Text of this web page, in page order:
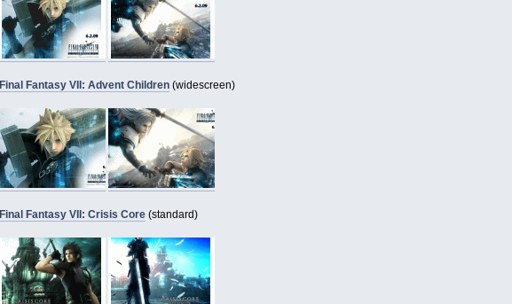
Final Fantasy VII: Advent Children(widescreen)
Final Fantasy VII: Crisis Core(standard)